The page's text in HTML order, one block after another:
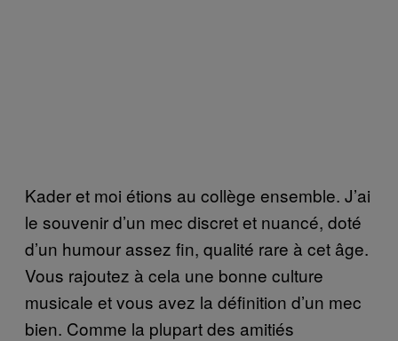
Kader et moi étions au collège ensemble. J’ai
le souvenir d’un mec discret et nuancé, doté
d’un humour assez fin, qualité rare à cet âge.
Vous rajoutez à cela une bonne culture
musicale et vous avez la définition d’un mec
bien. Comme la plupart des amitiés